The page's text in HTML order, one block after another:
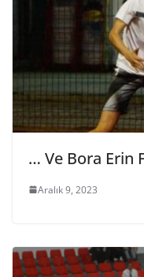
… Ve Bora Erin
Aralık 9, 2023